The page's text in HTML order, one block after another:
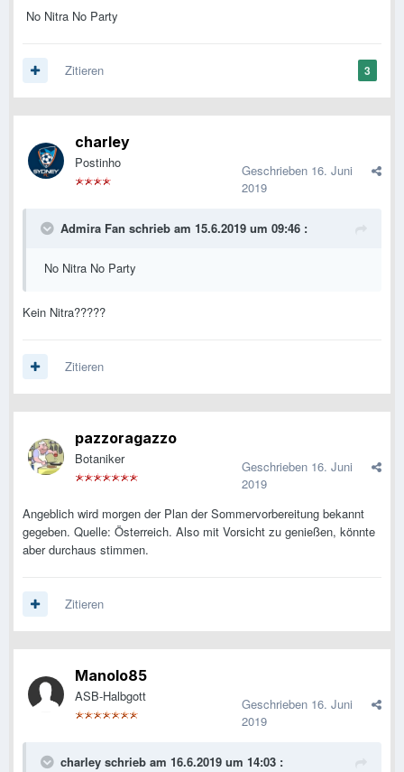
No Nitra No Party
3
Zitieren
charley
Postinho Geschrieben 16. Juni
2019
Admira Fan schrieb am 15.6.2019 um 09:46 :
No Nitra No Party
Kein Nitra?????
Zitieren
pazzoragazzo
Botaniker Geschrieben 16. Juni
2019
Angeblich wird morgen der Plan der Sommervorbereitung bekannt
gegeben. Quelle: Österreich. Also mit Vorsicht zu genießen, könnte
aber durchaus stimmen.
Zitieren
Manolo85
ASB-Halbgott Geschrieben 16. Juni
2019
charley schrieb am 16.6.2019 um 14:03 :